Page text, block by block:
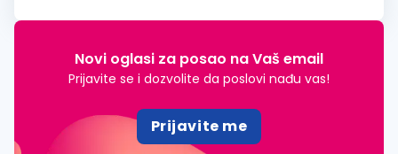
Opis posla: Utovar...
Novi oglasi za posao na Vaš email
Prijavite se i dozvolite da poslovi nađu vas!
Prijavite me